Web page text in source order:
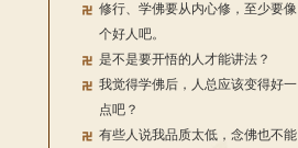
修行、学佛要从内心修，至少要像
个好人吧。
是不是要开悟的人才能讲法？
我觉得学佛后，人总应该变得好一
点吧？
有些人说我品质太低，念佛也不能